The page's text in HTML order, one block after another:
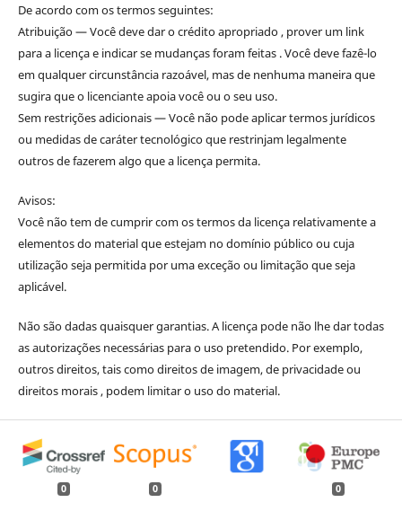
De acordo com os termos seguintes:
Atribuição — Você deve dar o crédito apropriado , prover um link
para a licença e indicar se mudanças foram feitas . Você deve fazê-lo
em qualquer circunstância razoável, mas de nenhuma maneira que
sugira que o licenciante apoia você ou o seu uso.
Sem restrições adicionais — Você não pode aplicar termos jurídicos
ou medidas de caráter tecnológico que restrinjam legalmente
outros de fazerem algo que a licença permita.
Avisos:
Você não tem de cumprir com os termos da licença relativamente a
elementos do material que estejam no domínio público ou cuja
utilização seja permitida por uma exceção ou limitação que seja
aplicável.
Não são dadas quaisquer garantias. A licença pode não lhe dar todas
as autorizações necessárias para o uso pretendido. Por exemplo,
outros direitos, tais como direitos de imagem, de privacidade ou
direitos morais , podem limitar o uso do material.
0 0 0